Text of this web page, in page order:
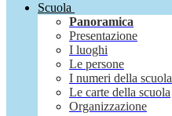
Scuola
Panoramica
Presentazione
I luoghi
Le persone
I numeri della scuola
Le carte della scuola
Organizzazione